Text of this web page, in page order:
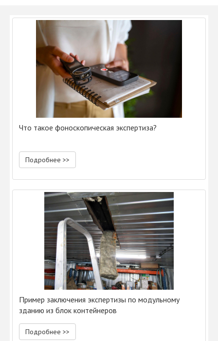
Что такое фоноскопическая экспертиза?
Подробнее >>
Пример заключения экспертизы по модульному
зданию из блок контейнеров
Подробнее >>